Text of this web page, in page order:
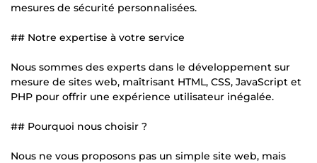
mesures de sécurité personnalisées.
## Notre expertise à votre service
Nous sommes des experts dans le développement sur
mesure de sites web, maîtrisant HTML, CSS, JavaScript et
PHP pour offrir une expérience utilisateur inégalée.
## Pourquoi nous choisir ?
Nous ne vous proposons pas un simple site web, mais